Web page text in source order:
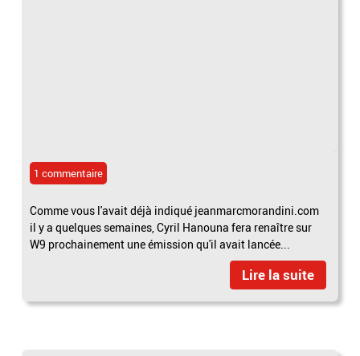
1 commentaire
Comme vous l'avait déjà indiqué jeanmarcmorandini.com
il y a quelques semaines, Cyril Hanouna fera renaître sur
W9 prochainement une émission qu'il avait lancée...
Lire la suite